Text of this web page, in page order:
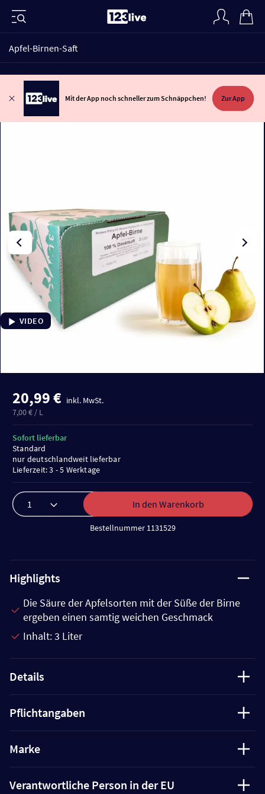
Apfel-Birnen-Saft
Mit der App noch schneller zum Schnäppchen! Zur App
VIDEO
20,99 € inkl. MwSt.
7,00 € / L
In den Warenkorb
Bestellnummer 1131529
Sofort lieferbar
Standard
nur deutschlandweit lieferbar
Lieferzeit: 3 - 5 Werktage
Highlights
Die Säure der Apfelsorten mit der Süße der Birne
ergeben einen samtig weichen Geschmack
Inhalt: 3 Liter
Details
Pflichtangaben
Marke
Verantwortliche Person in der EU